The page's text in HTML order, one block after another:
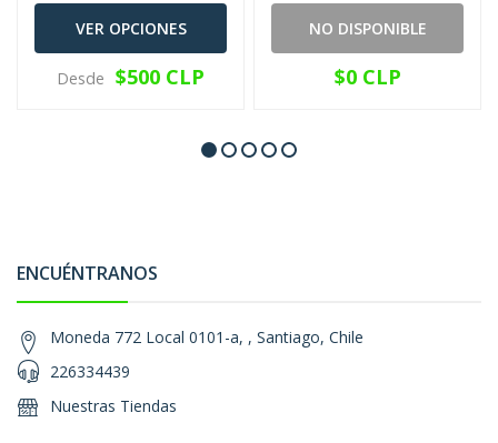
VER OPCIONES
Desde $500 CLP
NO DISPONIBLE
$0 CLP
ENCUÉNTRANOS
Moneda 772 Local 0101-a, , Santiago, Chile
226334439
Nuestras Tiendas